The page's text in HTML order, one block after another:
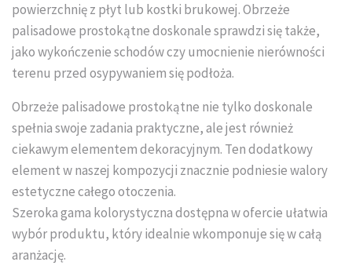
powierzchnię z płyt lub kostki brukowej. Obrzeże
palisadowe prostokątne doskonale sprawdzi się także,
jako wykończenie schodów czy umocnienie nierówności
terenu przed osypywaniem się podłoża.
Obrzeże palisadowe prostokątne nie tylko doskonale
spełnia swoje zadania praktyczne, ale jest również
ciekawym elementem dekoracyjnym. Ten dodatkowy
element w naszej kompozycji znacznie podniesie walory
estetyczne całego otoczenia.
Szeroka gama kolorystyczna dostępna w ofercie ułatwia
wybór produktu, który idealnie wkomponuje się w całą
aranżację.